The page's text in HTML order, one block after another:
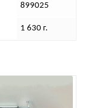
899025
1 630 г.